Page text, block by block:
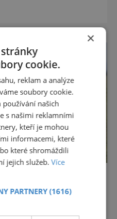
a například z Prahy se
za pouhé dvě hodiny.
že v jeho
KDYŽ SE KRAJINA
plyne jinak. Serengeti
×
cookie.
reklam a analýze
soubory cookie.
používání našich
s našimi reklamními
kteří je mohou
informacemi, které
které shromáždili
jejich služeb.Více
PARTNERY(1616)